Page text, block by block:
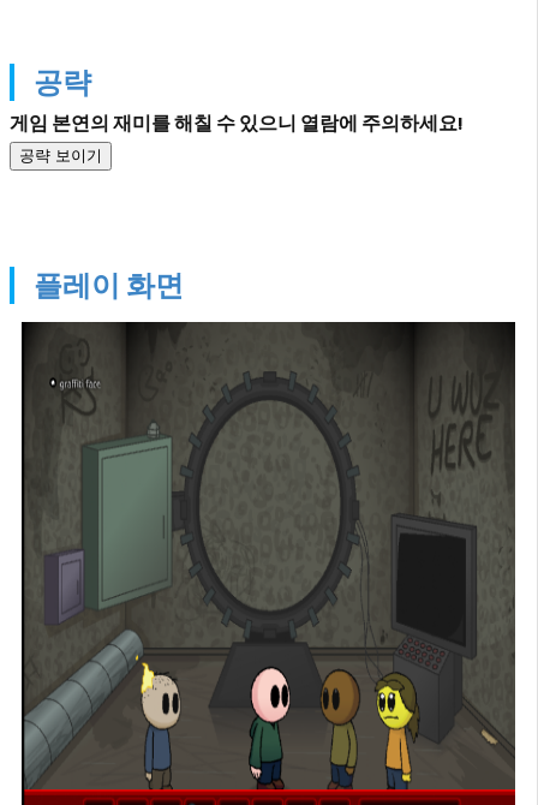
공략
게임 본연의 재미를 해칠 수 있으니 열람에 주의하세요!
공략 보이기
플레이 화면